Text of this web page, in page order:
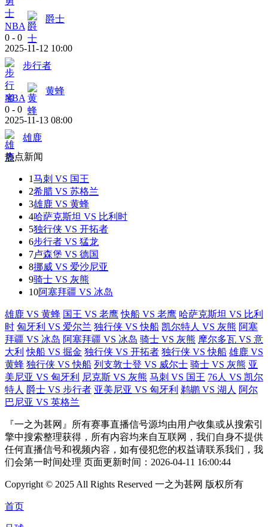
NBA
爵士
0 - 0
2025-11-12 10:00
步行者
NBA
黄蜂
0 - 0
2025-11-13 08:00
雄鹿
热点新闻
1马刺 VS 国王
2希腊 VS 苏格兰
3雄鹿 VS 黄蜂
4哈萨克斯坦 VS 比利时
5独行侠 VS 开拓者
6步行者 VS 猛龙
7卢森堡 VS 德国
8挪威 VS 爱沙尼亚
9骑士 VS 灰熊
10阿塞拜疆 VS 冰岛
雄鹿 VS 黄蜂 国王 VS 老鹰 快船 VS 老鹰 哈萨克斯坦 VS 比利
时 匈牙利 VS 爱尔兰 独行侠 VS 快船 凯尔特人 VS 灰熊 阿塞
拜疆 VS 冰岛 阿塞拜疆 VS 冰岛 骑士 VS 灰熊 摩尔多瓦 VS 意
大利 快船 VS 掘金 独行侠 VS 开拓者 独行侠 VS 快船 雄鹿 VS
黄蜂 独行侠 VS 快船 列支敦士登 VS 威尔士 骑士 VS 灰熊 亚
美尼亚 VS 匈牙利 尼克斯 VS 灰熊 马刺 VS 国王 76人 VS 凯尔
特人 爵士 VS 步行者 亚美尼亚 VS 匈牙利 鹈鹕 VS 湖人 阿尔
巴尼亚 VS 英格兰
『一之为甚网』所有赛事直播信号源均由用户收集或从搜索引
擎中搜索整理获得，所有内容均来自互联网，我们自身不提供
任何直播信号和视频内容，如有侵犯您的权益请联系我们，我
们会第一时间处理 页面更新时间：2026-04-11 16:00:44
Copyright © 2025 All Rights Reserved 一之为甚网 版权所有
首页